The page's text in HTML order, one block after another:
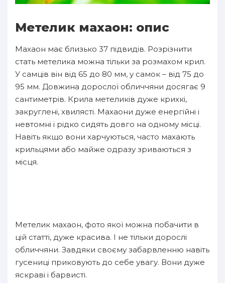
Метелик махаон: опис
Махаон має близько 37 підвидів. Розрізнити
стать метелика можна тільки за розмахом крил.
У самців він від 65 до 80 мм, у самок – від 75 до
95 мм. Довжина дорослої обличчяни досягає 9
сантиметрів. Крила метеликів дуже крихкі,
закруглені, хвилясті. Махаони дуже енергійні і
невтомні і рідко сидять довго на одному місці.
Навіть якщо вони харчуються, часто махають
крильцями або майже одразу зриваються з
місця.
Метелик махаон, фото якої можна побачити в
цій статті, дуже красива. І не тільки дорослі
обличчяни. Завдяки своєму забарвленню навіть
гусениці приковують до себе увагу. Вони дуже
яскраві і барвисті.